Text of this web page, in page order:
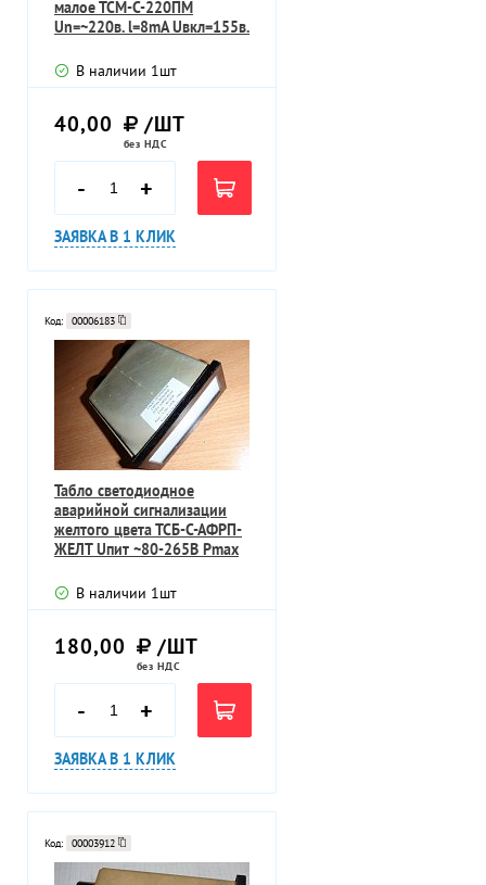
малое ТСМ-С-220ПМ
Un=~220в. l=8mA Uвкл=155в.
В наличии 1шт
40,00 /ШТ
без НДС
- +
ЗАЯВКА В 1 КЛИК
Код: 00006183
Табло светодиодное
аварийной сигнализации
желтого цвета ТСБ-С-АФРП-
ЖЕЛТ Uпит ~80-265В Pmax
В наличии 1шт
180,00 /ШТ
без НДС
- +
ЗАЯВКА В 1 КЛИК
Код: 00003912